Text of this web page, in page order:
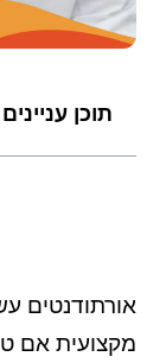
תוכן עניינים
אורתודנטים
מקצועית אם